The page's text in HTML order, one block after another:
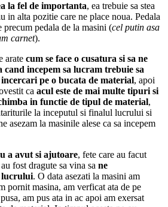
la fel de importanta, ea trebuie sa stea
in alta pozitie care ne place noua. Pedala
precum pedala de la masini (cel putin asa
carnet).
arate cum se face o cusatura si sa ne
cand incepem sa lucram trebuie sa
pe o bucata de material, apoi
ca acul este de mai multe tipuri si
in functie de tipul de material,
la inceputul si finalul lucrului si
asezam la masinile alese ca sa incepem
a avut si ajutoare, fete care au facut
fost dragute sa vina sa ne
lucrului. O data asezati la masini am
pornit masina, am verficat ata de pe
am pus ata in ac apoi am exersat